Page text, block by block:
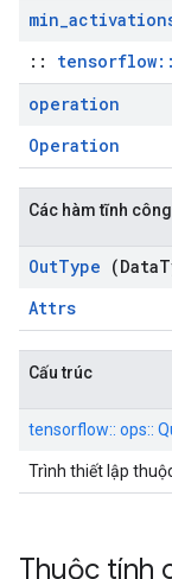
min_
::
operation
Operation
Các hàm tĩnh
OutType (Data
Attrs
Cấu trúc
tensorflow:: ops::
Trình thiết lập
Thuộc tính